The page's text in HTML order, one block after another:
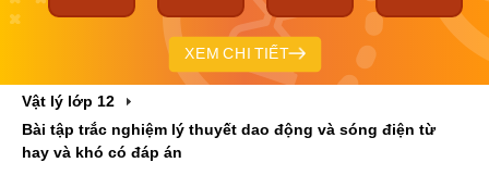
XEM CHI TIẾT
Vật lý lớp 12
Bài tập trắc nghiệm lý thuyết dao động và sóng điện từ
hay và khó có đáp án